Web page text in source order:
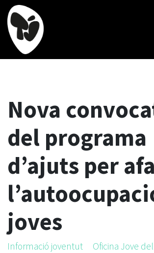
Nova
del programa
d’ajuts per
joves
Informació joventut
Oficina Jove